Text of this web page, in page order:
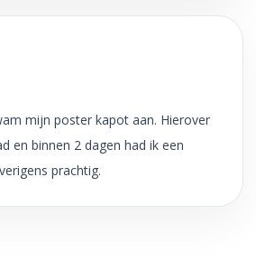
mijn poster kapot aan. Hierover
en binnen 2 dagen had ik een
prachtig.